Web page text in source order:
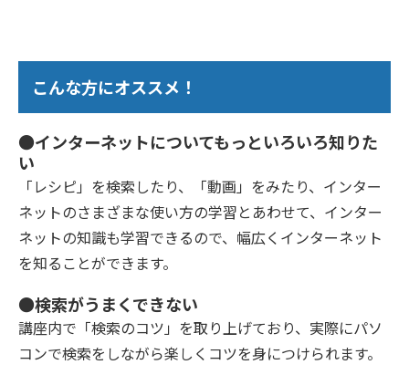
こんな方にオススメ！
●インターネットについてもっといろいろ知りた
い
「レシピ」を検索したり、「動画」をみたり、インター
ネットのさまざまな使い方の学習とあわせて、インター
ネットの知識も学習できるので、幅広くインターネット
を知ることができます。
●検索がうまくできない
講座内で「検索のコツ」を取り上げており、実際にパソ
コンで検索をしながら楽しくコツを身につけられます。